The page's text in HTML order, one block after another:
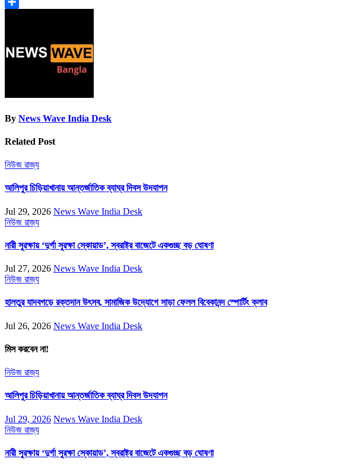
By News Wave India Desk
Related Post
নিউজ রাজ্য
আলিপুর চিড়িয়াখানায় আন্তর্জাতিক ব্যাঘ্র দিবস উদযাপন
Jul 29, 2026 News Wave India Desk
নিউজ রাজ্য
নারী সুরক্ষায় ‘দুর্গা সুরক্ষা স্কোয়াড’, স্বরাষ্ট্র বাজেটে একগুচ্ছ বড় ঘোষণা
Jul 27, 2026 News Wave India Desk
নিউজ রাজ্য
হালতুর যাদবগড়ে রক্তদান উৎসব, সামাজিক উদ্যোগে সাড়া ফেলল বিবেকানন্দ স্পোর্টিং ক্লাব
Jul 26, 2026 News Wave India Desk
মিস করবেন না!
নিউজ রাজ্য
আলিপুর চিড়িয়াখানায় আন্তর্জাতিক ব্যাঘ্র দিবস উদযাপন
Jul 29, 2026 News Wave India Desk
নিউজ রাজ্য
নারী সুরক্ষায় ‘দুর্গা সুরক্ষা স্কোয়াড’, স্বরাষ্ট্র বাজেটে একগুচ্ছ বড় ঘোষণা